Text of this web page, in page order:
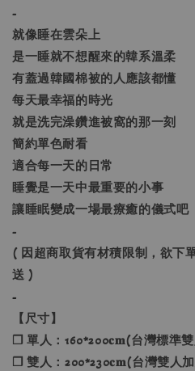
-
就像睡在雲朵上
是一睡就不想醒來的韓系溫柔
有蓋過韓國棉被的人應該都懂
每天最幸福的時光
就是洗完澡鑽進被窩的那一刻
簡約單色耐看
適合每一天的日常
睡覺是一天中最重要的小事
讓睡眠變成一場最療癒的儀式吧
-
( 因超商取貨有材積限制，欲下
送 )
-
【尺寸】
❐ 單人：160*200𝐜𝐦(台灣標準
❐ 雙人：200*230𝐜𝐦(台灣雙人加